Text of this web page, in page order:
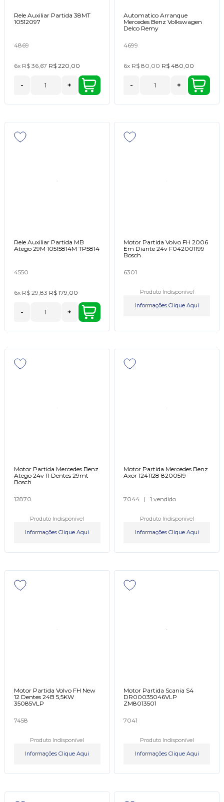
Rele Auxiliar Partida 38MT
10512097
4869
6x R$ 36,67 R$ 220,00
- +
Automatico Arranque
Mercedes Benz Volkswagen
Delco Remy
4699
6x R$ 80,00 R$ 480,00
- +
Rele Auxiliar Partida MB
Atego 29M 10515814M TP5814
4550
6x R$ 29,83 R$ 179,00
- +
Motor Partida Volvo FH 2006
Em Diante 24v F042001199
Bosch
6301
Produto Indisponível
Informações Clique Aqui
Motor Partida Mercedes Benz
Atego 24v 11 Dentes 29mt
Bosch
12870
Produto Indisponível
Informações Clique Aqui
Motor Partida Mercedes Benz
Axor 1241128 8200519
7044 | 1 vendido
Produto Indisponível
Informações Clique Aqui
Motor Partida Volvo FH New
12 Dentes 24B 5,5KW
35085VLP
7458
Produto Indisponível
Informações Clique Aqui
Motor Partida Scania S4
DR00035046VLP
ZM8013501
7041
Produto Indisponível
Informações Clique Aqui